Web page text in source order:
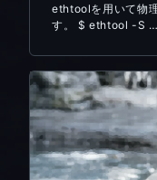
ethtoolを用いて物
す。 $ ethtool -S …